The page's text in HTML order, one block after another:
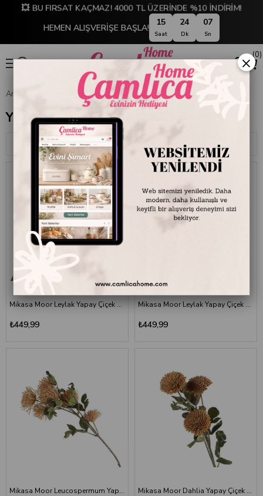
💥 BU FIRSAT KAÇMAZ! 4000 TL ÜZERİNDE %10 İNDİRİM!
HEMEN ALIŞVERİŞE BAŞLA!
15
Saat
24
Dk
06
Sn
0
Anasayfa DEKORASYON Ev Aksesuarları Yapay Ağaç ve Çiçekler
Yapay Ağaç ve Çiçekler
Filtreleme
Sıralama
Mikasa Moor Leylak Yapay Çiçek 82 cm | Pembe
₺449,99
Mikasa Moor Leylak Yapay Çiçek 76 cm | Krem
₺449,99
Mikasa Moor Leucospermum Yapay Çiçek 75 cm | Somon Mikasa Moor Dahlia Yapay Çiçek 66 cm | Somon
×